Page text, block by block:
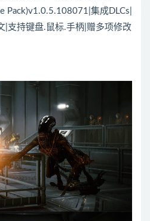
Pack)v1.0.5.108071|集成DLCs|
|支持键盘.鼠标.手柄|赠多项修改